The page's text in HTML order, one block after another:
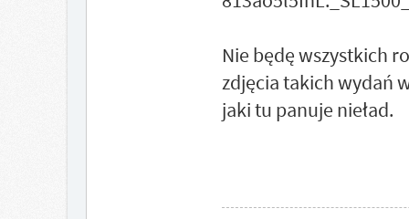
Nie będę wszystkich
zdjęcia takich wydań
jaki tu panuje nieład.